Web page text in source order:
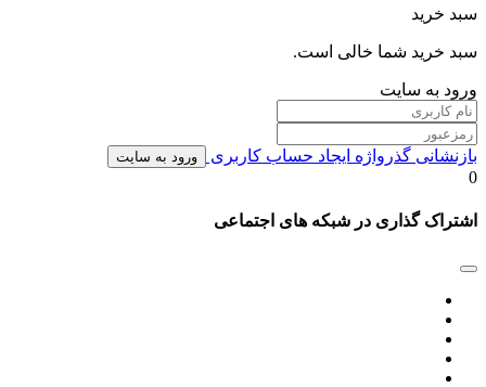
سبد خرید
سبد خرید شما خالی است.
ورود به سایت
بازنشانی گذرواژه ایجاد حساب کاربری ورود به سایت
0
اشتراک گذاری در شبکه های اجتماعی